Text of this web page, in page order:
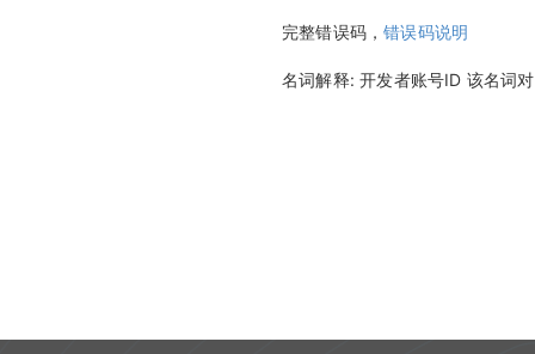
完整错误码，错误码说明
名词解释: 开发者账号ID 该名词